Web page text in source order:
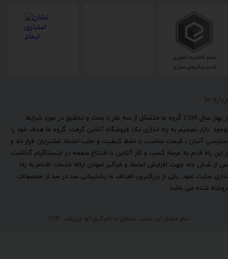
ما
​در بهار سال 1399 گروه ما متشکل از سه نفر با بحث و تحقیق در مورد شرایط
بازار تصمیم به راه اندازی یک فروشگاه آنلاین گرفت. گروه ما هدف خود را
آسان ، قیمت مناسب با حفظ کیفیت و جلب اعتماد مشتریان قرار داد و
این راه قدم به عرصه کسب و کار آنلاین با افتتاح صفحه در اینستاگرام گذاشت.
از شش ماه جهت افزایش اعتماد و فراگیر نمودن ارائه خدمات اقدام به راه
سایت نمود. یکی از بزرگترین اهداف ما پشتیبانی صد در صد از محصولات
شده می باشد.
تمام حقوق این سایت متعلق به نام گیل آوا می‌باشد. 1399